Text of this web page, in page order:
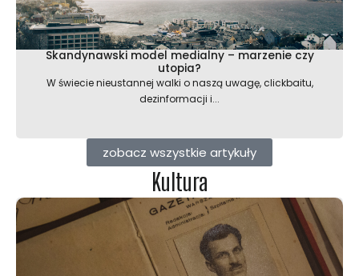
Skandynawski model medialny – marzenie czy
utopia?
W świecie nieustannej walki o naszą uwagę, clickbaitu,
dezinformacji i...
zobacz wszystkie artykuły
Kultura